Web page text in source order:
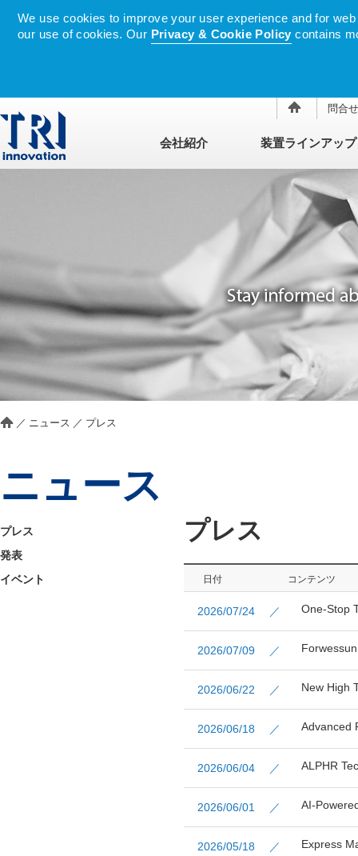
We use cookies to improve your user experience and for
our use of cookies. Our Privacy & Cookie Policy contains
問合せ
会社紹介 装置ラインアップ
／ ニュース ／ プレス
ニュース
プレス
発表
イベント
プレス
日付 コンテンツ
2026/07/24 ／ One-Stop
2026/07/09 ／
2026/06/22 ／ New High
2026/06/18 ／ Advanced
2026/06/04 ／ ALPHR
2026/06/01 ／ AI-
2026/05/18 ／ Express